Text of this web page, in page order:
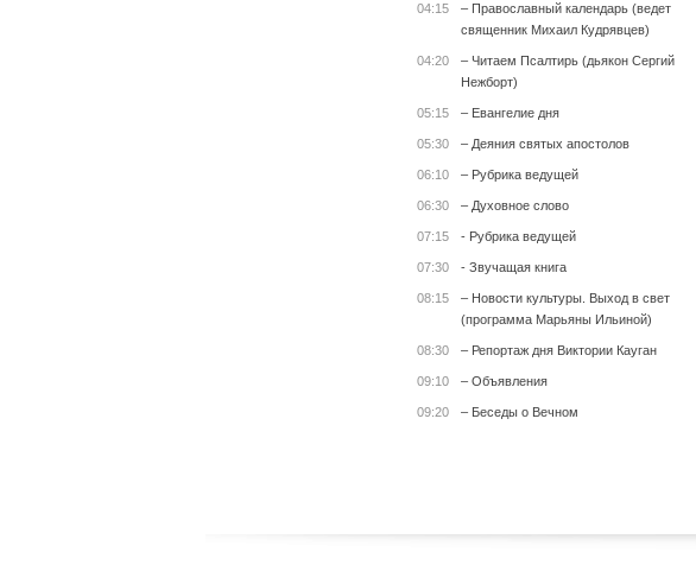
04:15
– Православный календарь (ведет
священник Михаил Кудрявцев)
04:20
– Читаем Псалтирь (дьякон Сергий
Нежборт)
05:15 – Евангелие дня
05:30 – Деяния святых апостолов
06:10 – Рубрика ведущей
06:30 – Духовное слово
07:15 - Рубрика ведущей
07:30 - Звучащая книга
08:15
– Новости культуры. Выход в свет
(программа Марьяны Ильиной)
08:30 – Репортаж дня Виктории Кауган
09:10 – Объявления
09:20 – Беседы о Вечном